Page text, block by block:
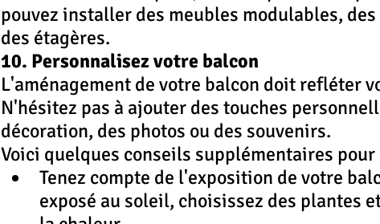
pouvez installer des meubles modulables,
des étagères.
10. Personnalisez votre balcon
L'aménagement de votre balcon doit refléter
N'hésitez pas à ajouter des touches
décoration, des photos ou des souvenirs.
Voici quelques conseils supplémentaires
Tenez compte de l'exposition de votre
exposé au soleil, choisissez des plantes